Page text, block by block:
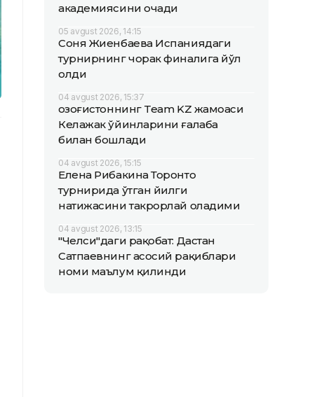
академиясини очади
05 avgust 2026, 14:15
Соня Жиенбаева Испаниядаги
турнирнинг чорак финалига йўл
олди
04 avgust 2026, 15:37
Қозоғистоннинг Team KZ жамоаси
Келажак ўйинларини ғалаба
билан бошлади
04 avgust 2026, 15:15
Елена Рибакина Торонто
турнирида ўтган йилги
натижасини такрорлай оладими
04 avgust 2026, 13:15
"Челси"даги рақобат: Дастан
Сатпаевнинг асосий рақиблари
номи маълум қилинди